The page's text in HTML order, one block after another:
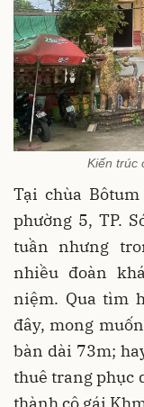
Kiến trúc
Tại chùa
phường 5, TP.
tuần nhưng
nhiều đoàn
niệm. Qua tìm
đây, mong
bàn dài 73m;
thuê trang phục